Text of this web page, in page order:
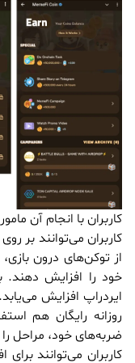
کاربران با انجام آن
از توکن‌های درون
خود را افزایش دهند.
ایردراپ افزایش
ضربه‌های خود، مراحل
کاربران می‌توانند